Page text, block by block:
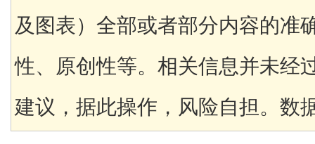
及图表）全部或者部分内容的准
性、原创性等。相关信息并未经
建议，据此操作，风险自担。数